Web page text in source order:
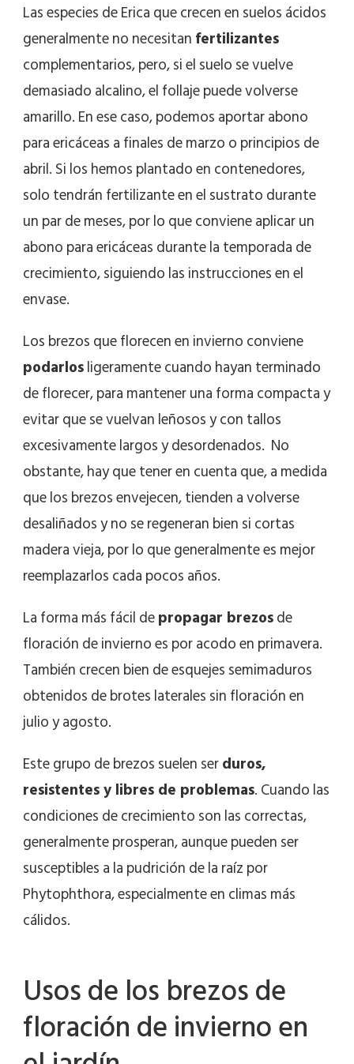
Las especies de Erica que crecen en suelos ácidos
generalmente no necesitanfertilizantes
complementarios, pero, si el suelo se vuelve
demasiado alcalino, el follaje puede volverse
amarillo. En ese caso, podemos aportar abono
para ericáceas a finales de marzo o principios de
abril. Si los hemos plantado en contenedores,
solo tendrán fertilizante en el sustrato durante
un par de meses, por lo que conviene aplicar un
abono para ericáceas durante la temporada de
crecimiento, siguiendo las instrucciones en el
envase.
Los brezos que florecen en invierno conviene
podarlosligeramente cuando hayan terminado
de florecer, para mantener una forma compacta y
evitar que se vuelvan leñosos y con tallos
excesivamente largos y desordenados. No
obstante, hay que tener en cuenta que, a medida
que los brezos envejecen, tienden a volverse
desaliñados y no se regeneran bien si cortas
madera vieja, por lo que generalmente es mejor
reemplazarlos cada pocos años.
La forma más fácil depropagar brezosde
floración de invierno es por acodo en primavera.
También crecen bien de esquejes semimaduros
obtenidos de brotes laterales sin floración en
julio y agosto.
Este grupo de brezos suelen serduros,
resistentes y libres de problemas. Cuando las
condiciones de crecimiento son las correctas,
generalmente prosperan, aunque pueden ser
susceptibles a la pudrición de la raíz por
Phytophthora, especialmente en climas más
cálidos.
Usos de los brezos de
floración de invierno en